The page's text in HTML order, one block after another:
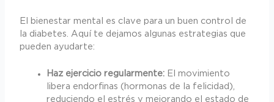
El bienestar mental es clave para un buen control de
la diabetes. Aquí te dejamos algunas estrategias que
pueden ayudarte:
Haz ejercicio regularmente: El movimiento
libera endorfinas (hormonas de la felicidad),
reduciendo el estrés y mejorando el estado de